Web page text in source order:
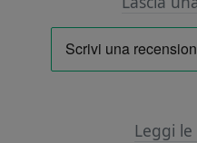
Leggi